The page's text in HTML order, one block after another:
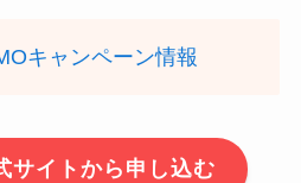
キャンペーン情報
サイトから申し込む